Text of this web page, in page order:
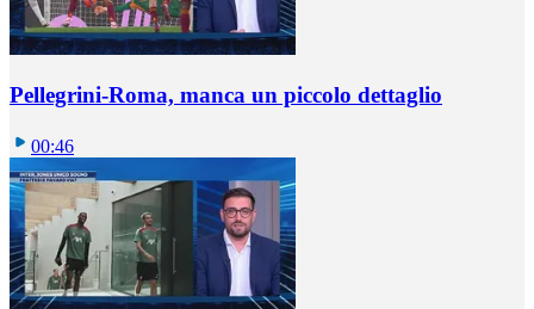
Pellegrini-Roma, manca un piccolo dettaglio
00:46